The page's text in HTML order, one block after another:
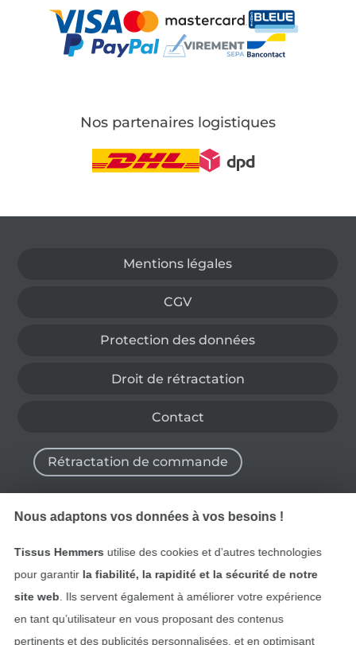
Nos partenaires logistiques
Mentions légales
CGV
Protection des données
Droit de rétractation
Contact
Rétractation de commande
Nous adaptons vos données à vos besoins !
Tissus Hemmers utilise des cookies et d’autres technologies
pour garantir la fiabilité, la rapidité et la sécurité de notre
site web . Ils servent également à améliorer votre expérience
en tant qu’utilisateur en vous proposant des contenus
pertinents et des publicités personnalisées, et en optimisant